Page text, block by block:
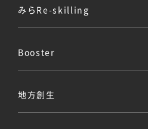
みらRe-skilling
Booster
地方創生